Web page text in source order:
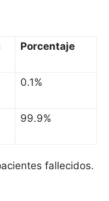
Porcentaje
0.1%
99.9%
fallecidos.